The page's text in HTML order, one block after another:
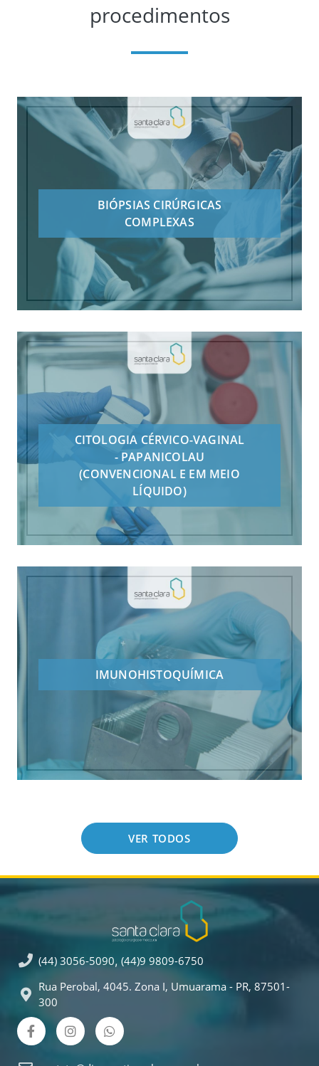
procedimentos
BIÓPSIAS CIRÚRGICAS
COMPLEXAS
CITOLOGIA CÉRVICO-VAGINAL
- PAPANICOLAU
(CONVENCIONAL E EM MEIO
LÍQUIDO)
IMUNOHISTOQUÍMICA
VER TODOS
(44) 3056-5090, (44)9 9809-6750
Rua Perobal, 4045. Zona I, Umuarama - PR, 87501-
300